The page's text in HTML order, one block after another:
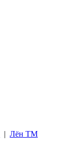
| Лён ТМ